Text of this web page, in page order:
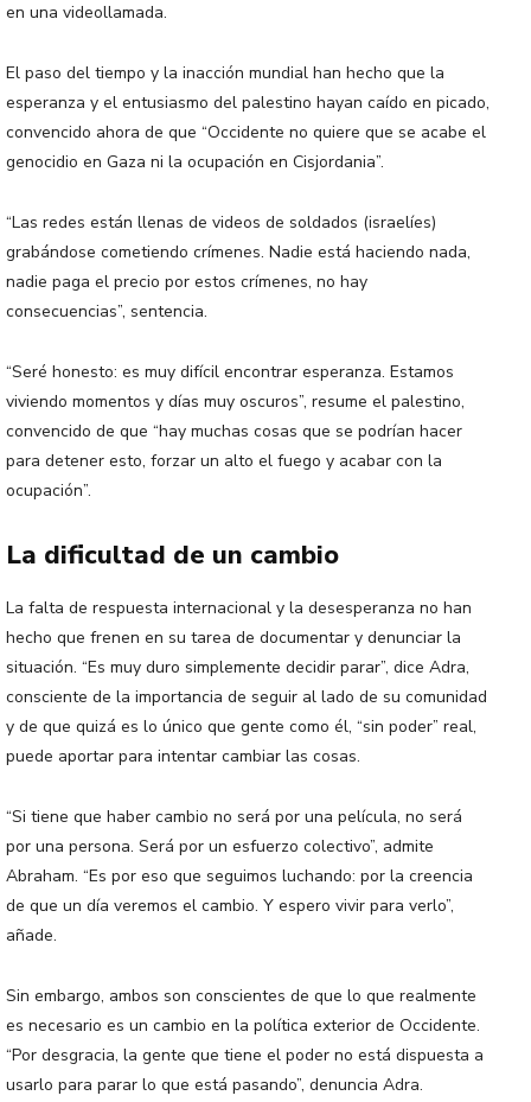
en una videollamada.
El paso del tiempo y la inacción mundial han hecho que la
esperanza y el entusiasmo del palestino hayan caído en picado,
convencido ahora de que “Occidente no quiere que se acabe el
genocidio en Gaza ni la ocupación en Cisjordania”.
“Las redes están llenas de videos de soldados (israelíes)
grabándose cometiendo crímenes. Nadie está haciendo nada,
nadie paga el precio por estos crímenes, no hay
consecuencias”, sentencia.
“Seré honesto: es muy difícil encontrar esperanza. Estamos
viviendo momentos y días muy oscuros”, resume el palestino,
convencido de que “hay muchas cosas que se podrían hacer
para detener esto, forzar un alto el fuego y acabar con la
ocupación”.
La dificultad de un cambio
La falta de respuesta internacional y la desesperanza no han
hecho que frenen en su tarea de documentar y denunciar la
situación. “Es muy duro simplemente decidir parar”, dice Adra,
consciente de la importancia de seguir al lado de su comunidad
y de que quizá es lo único que gente como él, “sin poder” real,
puede aportar para intentar cambiar las cosas.
“Si tiene que haber cambio no será por una película, no será
por una persona. Será por un esfuerzo colectivo”, admite
Abraham. “Es por eso que seguimos luchando: por la creencia
de que un día veremos el cambio. Y espero vivir para verlo”,
añade.
Sin embargo, ambos son conscientes de que lo que realmente
es necesario es un cambio en la política exterior de Occidente.
“Por desgracia, la gente que tiene el poder no está dispuesta a
usarlo para parar lo que está pasando”, denuncia Adra.